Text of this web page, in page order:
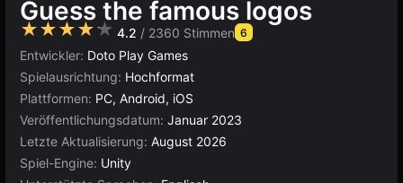
Guess the famous logos
★★★★★ 4.2 / 2360 Stimmen 6
Entwickler: Doto Play Games
Spielausrichtung: Hochformat
Plattformen: PC, Android, iOS
Veröffentlichungsdatum: Januar 2023
Letzte Aktualisierung: August 2026
Spiel-Engine: Unity